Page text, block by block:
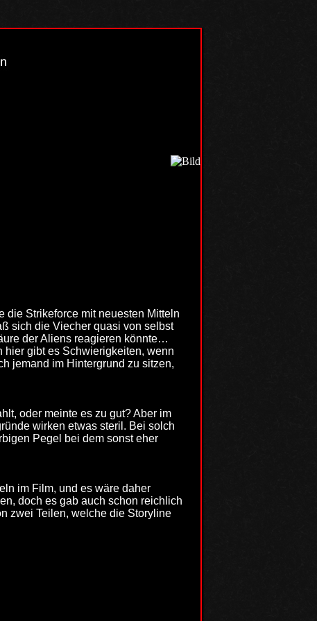
die Strikeforce mit neuesten Mitteln
sich die Viecher quasi von selbst
der Aliens reagieren könnte…
hier gibt es Schwierigkeiten, wenn
jemand im Hintergrund zu sitzen,
oder meinte es zu gut? Aber im
wirken etwas steril. Bei solch
Pegel bei dem sonst eher
im Film, und es wäre daher
doch es gab auch schon reichlich
zwei Teilen, welche die Storyline